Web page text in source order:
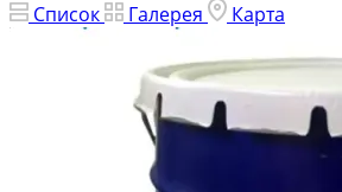
Список
Галерея Карта